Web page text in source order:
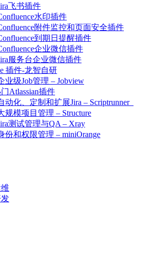
飞书插件
水印插件
附件监控和页面安全插件
到期日提醒插件
企业微信插件
服务台企业微信插件
插件-龙智自研
业级Job管理 – Jobview
Atlassian插件
动化、定制和扩展Jira – Scriptrunner
规模项目管理 – Structure
测试管理与QA – Xray
份和权限管理 – miniOrange